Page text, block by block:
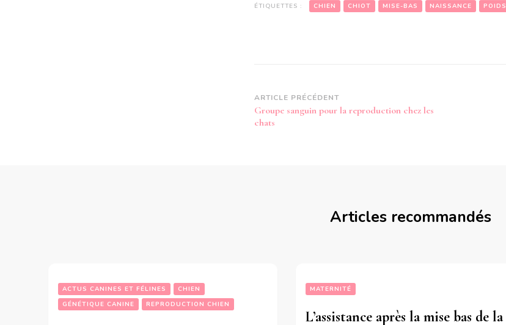
ÉTIQUETTES : CHIEN CHIOT MISE-BAS NAISSANCE POIDS
Navigation
d’article
ARTICLE PRÉCÉDENT
Groupe sanguin pour la reproduction chez les
chats
Articles recommandés
ACTUS CANINES ET FÉLINES
CHIEN
GÉNÉTIQUE CANINE
REPRODUCTION CHIEN
MATERNITÉ
L’assistance après la mise bas de la